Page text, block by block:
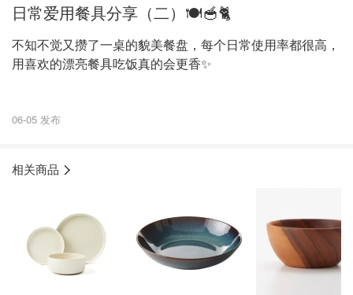
日常爱用餐具分享（二）🍽️🥣🐈
不知不觉又攒了一桌的貌美餐盘，每个日常使用率都很高，
用喜欢的漂亮餐具吃饭真的会更香✨
06-05 发布
相关商品